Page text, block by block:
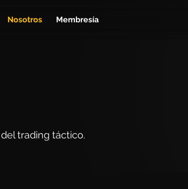
Nosotros Membresía
trading táctico.